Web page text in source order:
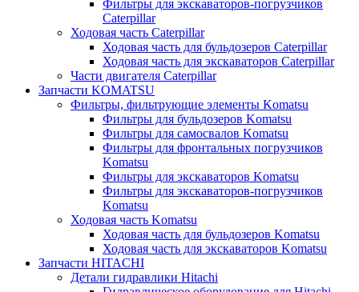
Фильтры для экскаваторов-погрузчиков
Caterpillar
Ходовая часть Caterpillar
Ходовая часть для бульдозеров Caterpillar
Ходовая часть для экскаваторов Caterpillar
Части двигателя Caterpillar
Запчасти KOMATSU
Фильтры, фильтрующие элементы Komatsu
Фильтры для бульдозеров Komatsu
Фильтры для самосвалов Komatsu
Фильтры для фронтальных погрузчиков
Komatsu
Фильтры для экскаваторов Komatsu
Фильтры для экскаваторов-погрузчиков
Komatsu
Ходовая часть Komatsu
Ходовая часть для бульдозеров Komatsu
Ходовая часть для экскаваторов Komatsu
Запчасти HITACHI
Детали гидравлики Hitachi